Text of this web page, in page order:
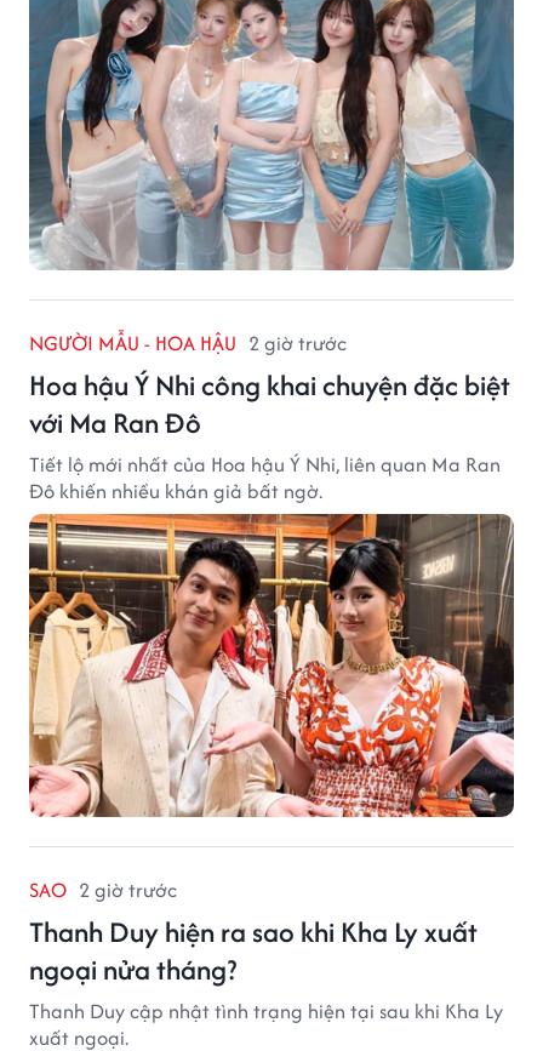
NGƯỜI MẪU - HOA HẬU 2 giờ trước
Hoa hậu Ý Nhi công khai chuyện đặc biệt
với Ma Ran Đô
Tiết lộ mới nhất của Hoa hậu Ý Nhi, liên quan Ma Ran
Đô khiến nhiều khán giả bất ngờ.
SAO 2 giờ trước
Thanh Duy hiện ra sao khi Kha Ly xuất
ngoại nửa tháng?
Thanh Duy cập nhật tình trạng hiện tại sau khi Kha Ly
xuất ngoại.